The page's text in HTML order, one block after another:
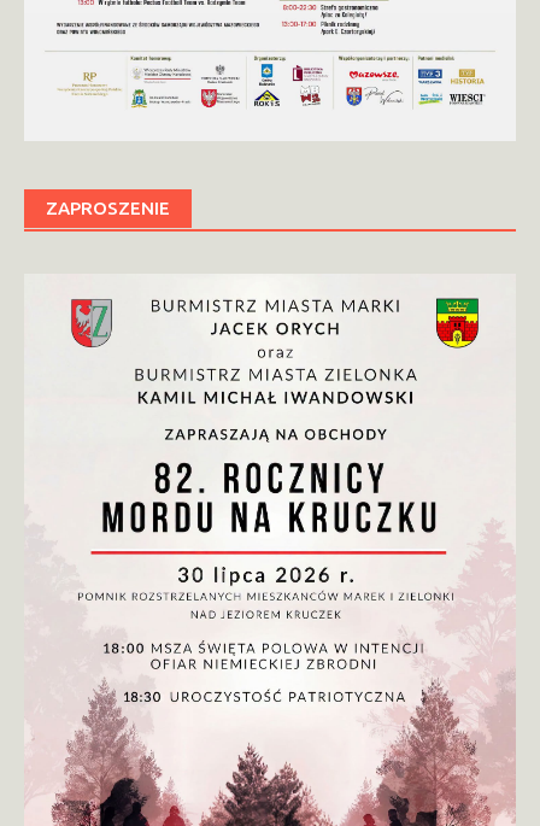
ZAPROSZENIE